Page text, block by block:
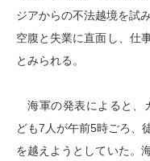
ジアからの不法越境を試
空腹と失業に直面し、仕
とみられる。
海軍の発表によると、
ども7人が午前5時ごろ、
を越えようとしていた。